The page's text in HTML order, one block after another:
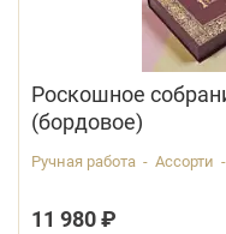
Роскошное
(бордовое)
Ручная работа -
11 980 ₽